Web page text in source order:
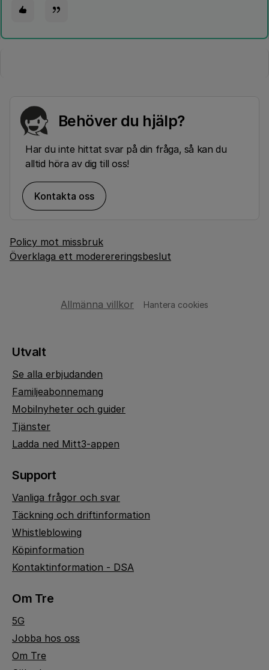
Behöver du hjälp?
Har du inte hittat svar på din fråga, så kan du
alltid höra av dig till oss!
Kontakta oss
Policy mot missbruk
Överklaga ett moderereringsbeslut
Allmänna villkor Hantera cookies
Utvalt
Se alla erbjudanden
Familjeabonnemang
Mobilnyheter och guider
Tjänster
Ladda ned Mitt3-appen
Support
Vanliga frågor och svar
Täckning och driftinformation
Whistleblowing
Köpinformation
Kontaktinformation - DSA
Om Tre
5G
Jobba hos oss
Om Tre